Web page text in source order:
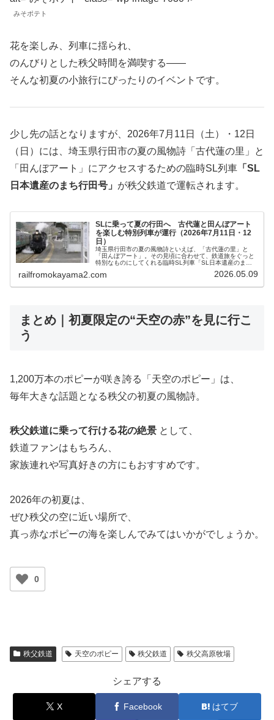
みそポテト
花を楽しみ、列車に揺られ、
のんびりとした秩父時間を満喫する――
そんな初夏の小旅行にぴったりのイベントです。
少し先の話となりますが、2026年7月11日（土）・12日
（日）には、埼玉県行田市の夏の風物詩「古代蓮の里」と
「田んぼアート」にアクセスするための臨時SL列車 「SL
日本遺産のまち行田号」 が秩父鉄道で運転されます。
SLに乗って夏の行田へ 古代蓮と田んぼアート
を楽しむ特別列車が運行（2026年7月11日・12
日）
埼玉県行田市の夏の風物詩といえば、「古代蓮の里」と
「田んぼアート」。その見頃に合わせて、鉄道旅をぐっと
特別なものにしてくれる臨時SL列車「SL日本遺産のまち
2026年7月11日（土）・...
railfromokayama2.com 2026.05.09
まとめ｜初夏限定の“天空の赤”を見に行こ
う
1,200万本のポピーが咲き誇る「天空のポピー」は、
毎年大きな話題となる秩父の初夏の風物詩。
秩父鉄道に乗って行ける花の絶景 として、
鉄道ファンはもちろん、
家族連れや写真好きの方にもおすすめです。
2026年の初夏は、
ぜひ秩父の空に近い場所で、
真っ赤なポピーの海を楽しんでみてはいかがでしょうか。
0
秩父鉄道 天空のポピー 秩父鉄道 秩父高原牧場
シェアする
X Facebook はてブ